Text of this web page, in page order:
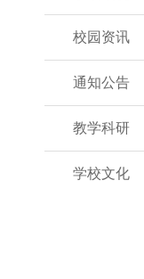
校园资讯
通知公告
教学科研
学校文化